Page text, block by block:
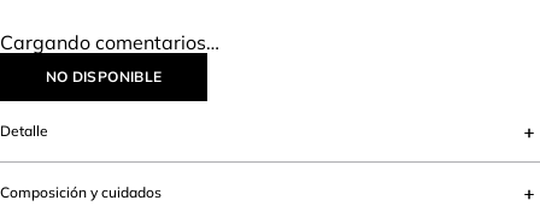
Cargando comentarios…
NO DISPONIBLE
Detalle
Composición y cuidados